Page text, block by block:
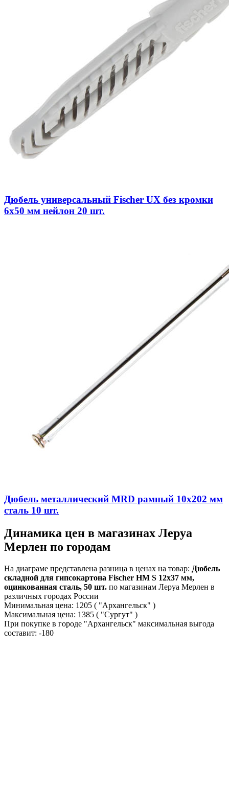
Дюбель универсальный Fischer UX без кромки
6x50 мм нейлон 20 шт.
Дюбель металлический MRD рамный 10х202 мм
cталь 10 шт.
Динамика цен в магазинах Леруа
Мерлен по городам
На диаграме представлена разница в ценах на товар: Дюбель
складной для гипсокартона Fischer HM S 12x37 мм,
оцинкованная сталь, 50 шт. по магазинам Леруа Мерлен в
различных городах России
Минимальная цена: 1205 ( "Архангельск" )
Максимальная цена: 1385 ( "Сургут" )
При покупке в городе "Архангельск" максимальная выгода
составит: -180